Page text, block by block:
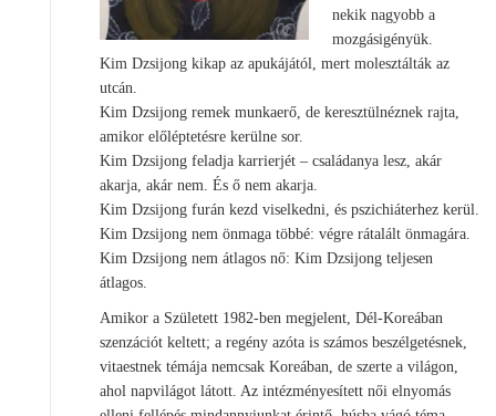
nekik nagyobb a
mozgásigényük.
Kim Dzsijong kikap az apukájától, mert molesztálták az
utcán.
Kim Dzsijong remek munkaerő, de keresztülnéznek rajta,
amikor előléptetésre kerülne sor.
Kim Dzsijong feladja karrierjét – családanya lesz, akár
akarja, akár nem. És ő nem akarja.
Kim Dzsijong furán kezd viselkedni, és pszichiáterhez kerül.
Kim Dzsijong nem önmaga többé: végre rátalált önmagára.
Kim Dzsijong nem átlagos nő: Kim Dzsijong teljesen
átlagos.
Amikor a Született 1982-ben megjelent, Dél-Koreában
szenzációt keltett; a regény azóta is számos beszélgetésnek,
vitaestnek témája nemcsak Koreában, de szerte a világon,
ahol napvilágot látott. Az intézményesített női elnyomás